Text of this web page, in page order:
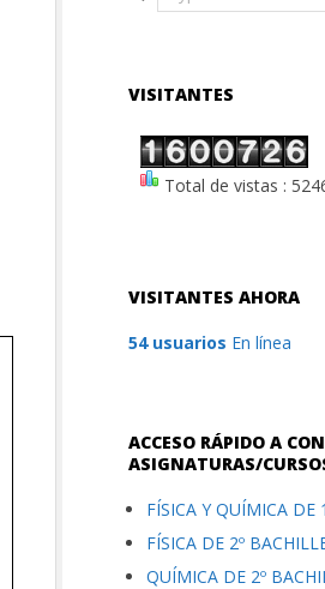
VISITANTES
Total de vistas :
VISITANTES AHORA
54 usuarios En línea
ACCESO RÁPIDO A
ASIGNATURAS/
FÍSICA Y QUÍMICA DE
FÍSICA DE 2º
QUÍMICA DE 2º